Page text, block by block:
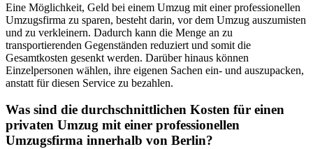
Eine Möglichkeit, Geld bei einem Umzug mit einer professionellen
Umzugsfirma zu sparen, besteht darin, vor dem Umzug auszumisten
und zu verkleinern. Dadurch kann die Menge an zu
transportierenden Gegenständen reduziert und somit die
Gesamtkosten gesenkt werden. Darüber hinaus können
Einzelpersonen wählen, ihre eigenen Sachen ein- und auszupacken,
anstatt für diesen Service zu bezahlen.
Was sind die durchschnittlichen Kosten für einen
privaten Umzug mit einer professionellen
Umzugsfirma innerhalb von Berlin?